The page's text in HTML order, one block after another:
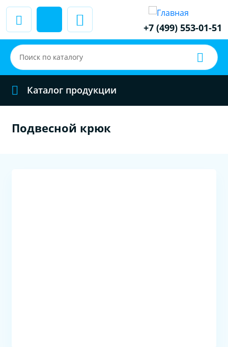
+7 (499) 553-01-51
Каталог продукции
Подвесной крюк